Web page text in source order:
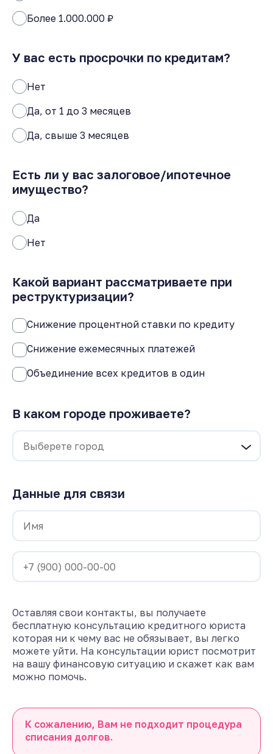
Более 1.000.000 ₽
У вас есть просрочки по кредитам?
Нет
Да, от 1 до 3 месяцев
Да, свыше 3 месяцев
Есть ли у вас залоговое/ипотечное
имущество?
Да
Нет
Какой вариант рассматриваете при
реструктуризации?
Снижение процентной ставки по кредиту
Снижение ежемесячных платежей
Объединение всех кредитов в один
В каком городе проживаете?
Данные для связи
Оставляя свои контакты, вы получаете
бесплатную консультацию кредитного юриста
которая ни к чему вас не обязывает, вы легко
можете уйти. На консультации юрист посмотрит
на вашу финансовую ситуацию и скажет как вам
можно помочь.
К сожалению, Вам не подходит процедура
списания долгов.